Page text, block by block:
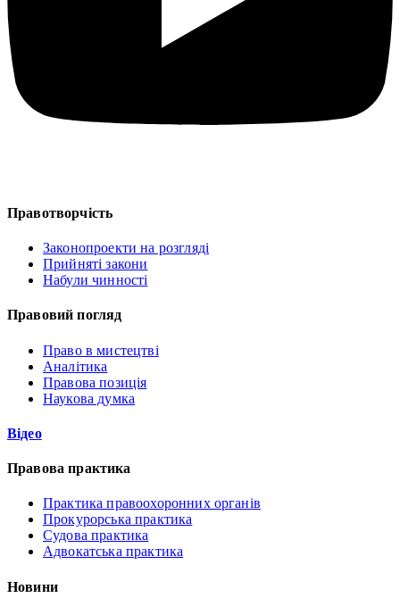
Правотворчість
Законопроекти на розгляді
Прийняті закони
Набули чинності
Правовий погляд
Право в мистецтві
Аналітика
Правова позиція
Наукова думка
Відео
Правова практика
Практика правоохоронних органів
Прокурорська практика
Судова практика
Адвокатська практика
Новини